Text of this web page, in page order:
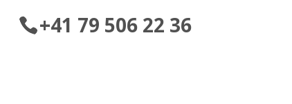
+41 79 506 22 36